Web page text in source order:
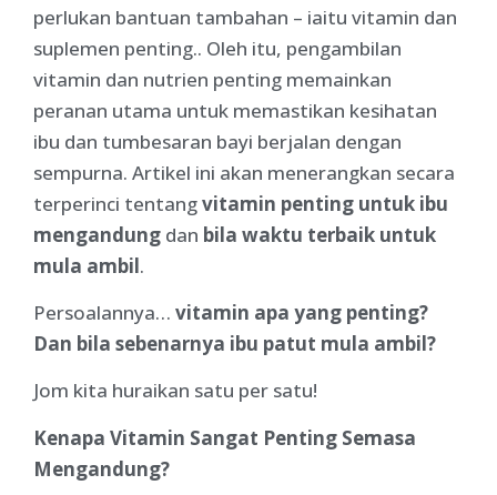
perlukan bantuan tambahan – iaitu vitamin dan
suplemen penting.. Oleh itu, pengambilan
vitamin dan nutrien penting memainkan
peranan utama untuk memastikan kesihatan
ibu dan tumbesaran bayi berjalan dengan
sempurna. Artikel ini akan menerangkan secara
terperinci tentangvitamin penting untuk ibu
mengandung dan bila waktu terbaik untuk
mula ambil.
Persoalannya… vitamin apa yang penting?
Dan bila sebenarnya ibu patut mula ambil?
Jom kita huraikan satu per satu!
Kenapa Vitamin Sangat Penting Semasa
Mengandung?